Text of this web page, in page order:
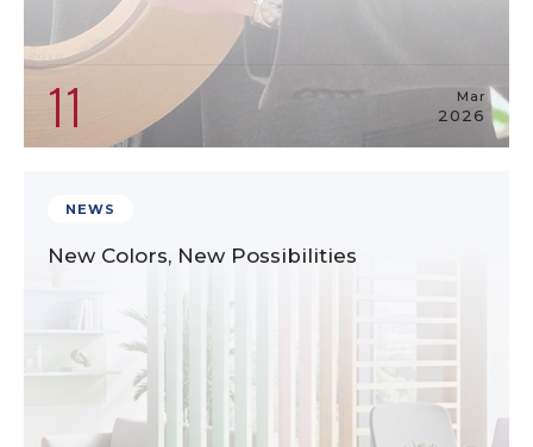
11 Mar
2026
NEWS
New Colors, New Possibilities